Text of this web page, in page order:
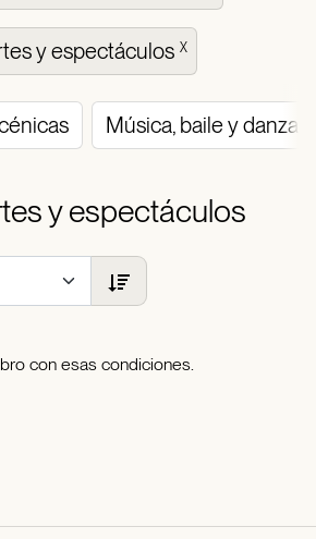
y espectáculos X
Música, baile y danza
y espectáculos
con esas condiciones.